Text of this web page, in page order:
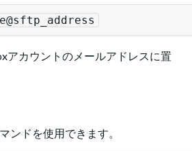
アカウントのメールアドレスに置
ンドを使用できます。